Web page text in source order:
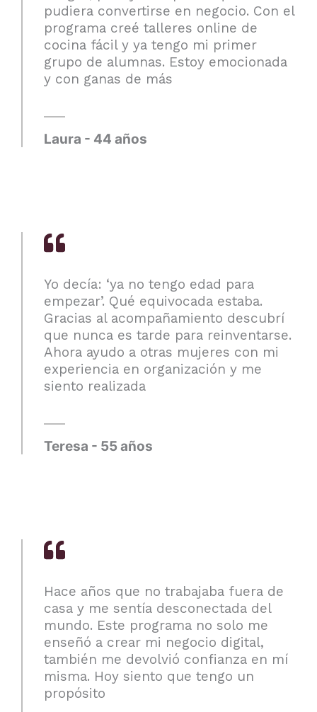
pudiera convertirse en negocio. Con el
programa creé talleres online de
cocina fácil y ya tengo mi primer
grupo de alumnas. Estoy emocionada
y con ganas de más
Laura - 44 años
Yo decía: ‘ya no tengo edad para
empezar’. Qué equivocada estaba.
Gracias al acompañamiento descubrí
que nunca es tarde para reinventarse.
Ahora ayudo a otras mujeres con mi
experiencia en organización y me
siento realizada
Teresa - 55 años
Hace años que no trabajaba fuera de
casa y me sentía desconectada del
mundo. Este programa no solo me
enseñó a crear mi negocio digital,
también me devolvió confianza en mí
misma. Hoy siento que tengo un
propósito